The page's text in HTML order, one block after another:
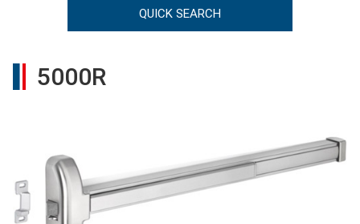
QUICK SEARCH
5000R